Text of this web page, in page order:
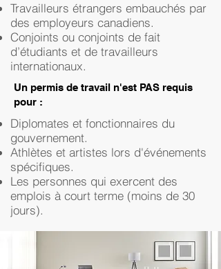
Travailleurs étrangers embauchés par
des employeurs canadiens.
Conjoints ou conjoints de fait
d’étudiants et de travailleurs
internationaux.
Un permis de travail n'est PAS requis
pour :
Diplomates et fonctionnaires du
gouvernement.
Athlètes et artistes lors d'événements
spécifiques.
Les personnes qui exercent des
emplois à court terme (moins de 30
jours).